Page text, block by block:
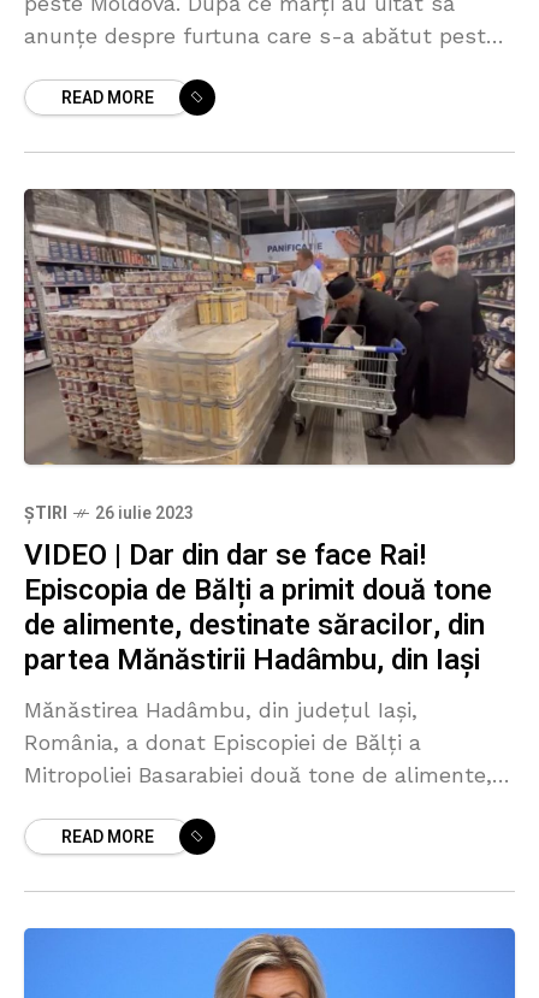
anunțe despre furtuna care s-a abătut peste
READ MORE
ȘTIRI 26 iulie 2023
VIDEO | Dar din dar se face Rai!
Episcopia de Bălți a primit două tone
de alimente, destinate săracilor, din
partea Mănăstirii Hadâmbu, din Iași
Mănăstirea Hadâmbu, din județul Iași,
România, a donat Episcopiei de Bălți a
Mitropoliei Basarabiei două tone de alimente,
asemenea, eparhia din Republica Moldova
READ MORE